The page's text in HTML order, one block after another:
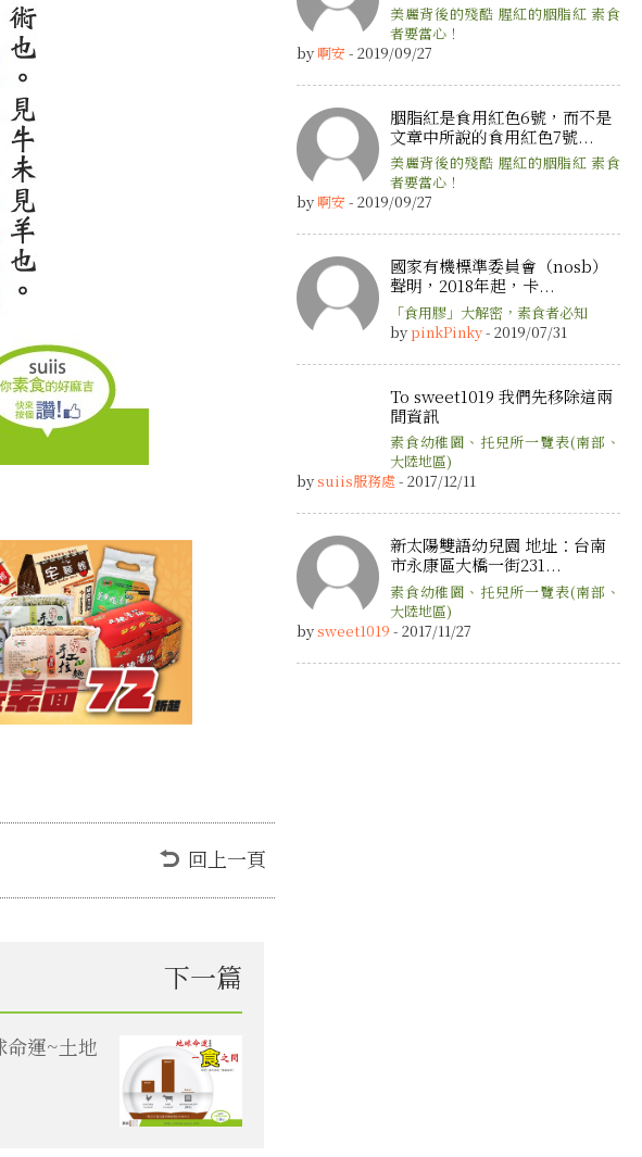
回上一頁
下一篇
命運~土地
美麗背後的殘酷 腥紅的胭脂紅 素食
者要當心！
by 啊安 - 2019/09/27
胭脂紅是食用紅色6號，而不是
文章中所說的食用紅色7號...
美麗背後的殘酷 腥紅的胭脂紅 素食
者要當心！
by 啊安 - 2019/09/27
國家有機標準委員會（nosb）
聲明，2018年起，卡...
「食用膠」大解密，素食者必知
bypinkPinky- 2019/07/31
To sweet1019 我們先移除這兩
間資訊
素食幼稚園、托兒所一覽表(南部、
大陸地區)
bysuiis服務處 - 2017/12/11
新太陽雙語幼兒園 地址：台南
市永康區大橋一街231...
素食幼稚園、托兒所一覽表(南部、
大陸地區)
bysweet1019 - 2017/11/27